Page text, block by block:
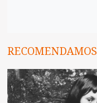
RECOMENDAMOS